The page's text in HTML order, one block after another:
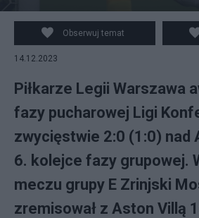
Piłkarz Legii Warszawa Yuri
bramkarza Rome'a Jaydena
Alkmaar. Fot. PAP/Leszek
Obserwuj temat
14.12.2023
Piłkarze Legii Warszawa
fazy pucharowej Ligi
zwycięstwie 2:0 (1:0) nad
6. kolejce fazy grupowej.
meczu grupy E Zrinjski
zremisował z Aston Villą